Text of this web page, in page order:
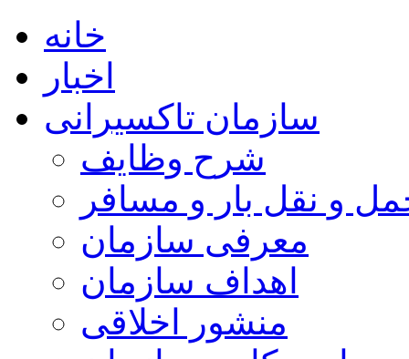
خانه
اخبار
سازمان تاکسیرانی
شرح وظایف
و نقل بار و مسافر
معرفی سازمان
اهداف سازمان
منشور اخلاقی